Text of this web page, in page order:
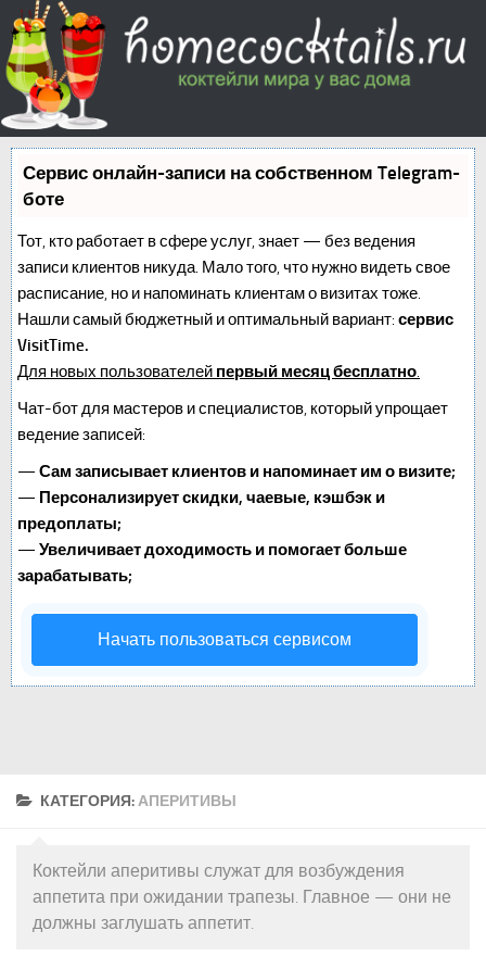
Сервис онлайн-записи на собственном Telegram-
боте
Тот, кто работает в сфере услуг, знает — без ведения
записи клиентов никуда. Мало того, что нужно видеть свое
расписание, но и напоминать клиентам о визитах тоже.
Нашли самый бюджетный и оптимальный вариант: сервис
VisitTime.
Для новых пользователей первый месяц бесплатно.
Чат-бот для мастеров и специалистов, который упрощает
ведение записей:
— Сам записывает клиентов и напоминает им о визите;
— Персонализирует скидки, чаевые, кэшбэк и
предоплаты;
— Увеличивает доходимость и помогает больше
зарабатывать;
Начать пользоваться сервисом
КАТЕГОРИЯ:АПЕРИТИВЫ
Коктейли аперитивы служат для возбуждения
аппетита при ожидании трапезы. Главное — они не
должны заглушать аппетит.